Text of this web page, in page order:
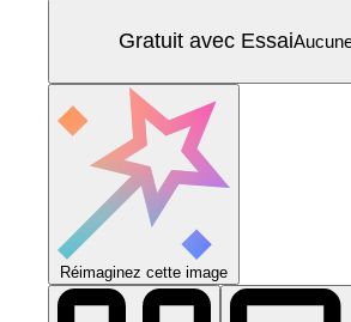
Gratuit avec Essai
Réimaginez cette image